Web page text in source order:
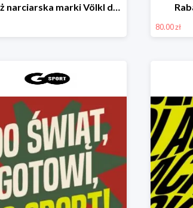
Odzież narciarska marki Völkl do -50%
80.00 zł